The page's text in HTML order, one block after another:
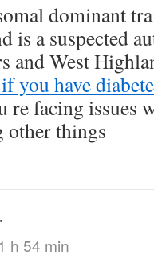
dominant
is a suspected
and West
you have
re facing issues
other things
h 54 min